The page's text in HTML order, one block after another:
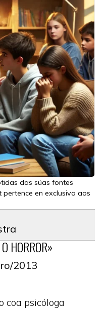
das súas fontes
en exclusiva aos
HORROR»
2013
coa psicóloga